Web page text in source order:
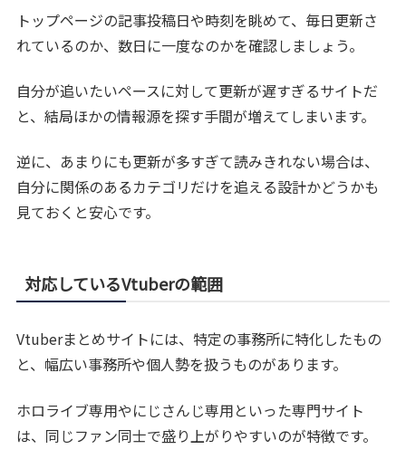
トップページの記事投稿日や時刻を眺めて、毎日更新さ
れているのか、数日に一度なのかを確認しましょう。
自分が追いたいペースに対して更新が遅すぎるサイトだ
と、結局ほかの情報源を探す手間が増えてしまいます。
逆に、あまりにも更新が多すぎて読みきれない場合は、
自分に関係のあるカテゴリだけを追える設計かどうかも
見ておくと安心です。
対応しているVtuberの範囲
Vtuberまとめサイトには、特定の事務所に特化したもの
と、幅広い事務所や個人勢を扱うものがあります。
ホロライブ専用やにじさんじ専用といった専門サイト
は、同じファン同士で盛り上がりやすいのが特徴です。